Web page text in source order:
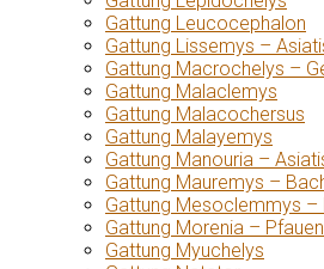
Gattung Leucocephalon
Gattung Lissemys –
Gattung Macrochelys –
Gattung Malaclemys
Gattung Malacochersus
Gattung Malayemys
Gattung Manouria –
Gattung Mauremys –
Gattung Mesoclemmys
Gattung Morenia –
Gattung Myuchelys